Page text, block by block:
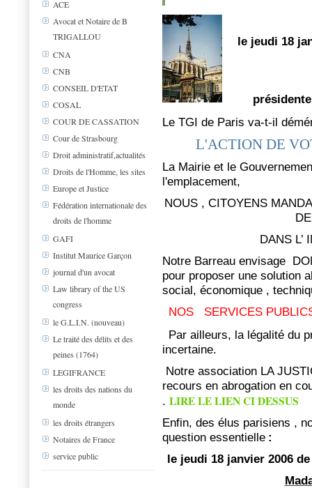
ACE
Avocat et Notaire de B
TRIGALLOU
CNA
CNB
CONSEIL D'ETAT
COSAL
COUR DE CASSATION
Cour de Strasbourg
Droit administratif,actualités
Droits de l'Homme, les sites
Europe et Justice
Fédération internationale des
droits de l'homme
GAFI
Institut Maurice Garçon
journal d'un avocat
Law library of the US
congress
le G.L.I.N. (nouveau)
Le traité des délits et des
peines (1764)
LEGIFRANCE
les droits des nations du
monde
les droits étrangers
Notaires de France
service public
le jeudi 18
Le TGI de Paris va-t-il
L'ACTION DE
La Mairie et le
l'emplacement,
NOUS , CITOYENS
DANS L’
Notre Barreau envisage
pour proposer une solution
social, économique ,
NOS
SERVICES
Par ailleurs, la légalité du
incertaine.
Notre association LA
recours en abrogation en
. LIRE LE LIEN CI DESSUS
Enfin, des élus parisiens ,
question essentielle :
le jeudi 18 janvier 2006